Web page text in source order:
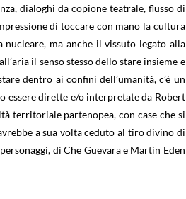
dialoghi da copione teatrale, flusso di
di toccare con mano la cultura
ma anche il vissuto legato alla
il senso stesso dello stare insieme e
dentro ai confini dell’umanità, c’è un
dirette e/o interpretate da Robert
territoriale partenopea, con case che si
a sua volta ceduto al tiro divino di
di Che Guevara e Martin Eden